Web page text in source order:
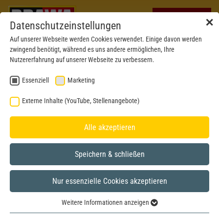
✕
Datenschutzeinstellungen
Auf unserer Webseite werden Cookies verwendet. Einige davon werden
zwingend benötigt, während es uns andere ermöglichen, Ihre
Nutzererfahrung auf unserer Webseite zu verbessern.
Essenziell Marketing
Externe Inhalte (YouTube, Stellenangebote)
Alle akzeptieren
Speichern & schließen
Nur essenzielle Cookies akzeptieren
Weitere Informationen anzeigen